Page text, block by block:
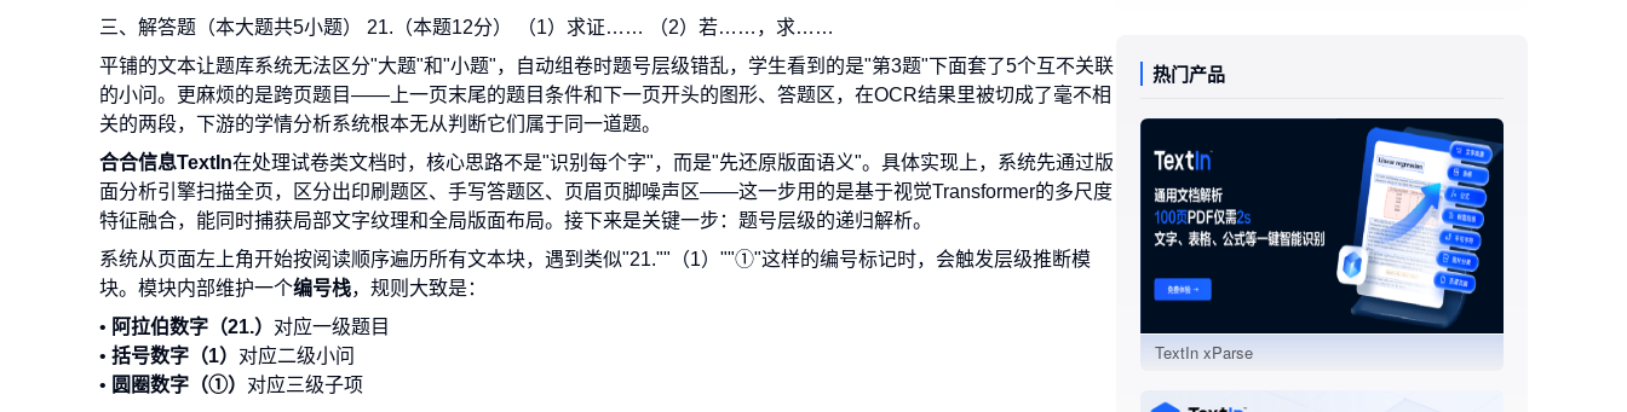
三、解答题（本大题共5小题） 21.（本题12分） （1）求证…… （2）若……，求……
平铺的文本让题库系统无法区分"大题"和"小题"，自动组卷时题号层级错乱，学生看到的是"第3题"下面套了5个互不关联
的小问。更麻烦的是跨页题目——上一页末尾的题目条件和下一页开头的图形、答题区，在OCR结果里被切成了毫不相
关的两段，下游的学情分析系统根本无从判断它们属于同一道题。
合合信息TextIn在处理试卷类文档时，核心思路不是"识别每个字"，而是"先还原版面语义"。具体实现上，系统先通过版
面分析引擎扫描全页，区分出印刷题区、手写答题区、页眉页脚噪声区——这一步用的是基于视觉Transformer的多尺度
特征融合，能同时捕获局部文字纹理和全局版面布局。接下来是关键一步：题号层级的递归解析。
系统从页面左上角开始按阅读顺序遍历所有文本块，遇到类似"21.""（1）""①"这样的编号标记时，会触发层级推断模
块。模块内部维护一个编号栈，规则大致是：
• 阿拉伯数字（21.） 对应一级题目
• 括号数字（1） 对应二级小问
• 圆圈数字（①） 对应三级子项
热门产品
TextIn xParse